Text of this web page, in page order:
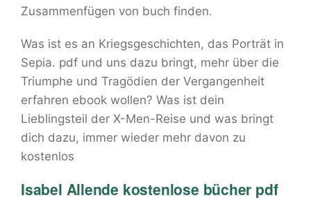
Zusammenfügen von buch finden.
Was ist es an Kriegsgeschichten, das Porträt in
Sepia. pdf und uns dazu bringt, mehr über die
Triumphe und Tragödien der Vergangenheit
erfahren ebook wollen? Was ist dein
Lieblingsteil der X-Men-Reise und was bringt
dich dazu, immer wieder mehr davon zu
kostenlos
Isabel Allende kostenlose bücher pdf